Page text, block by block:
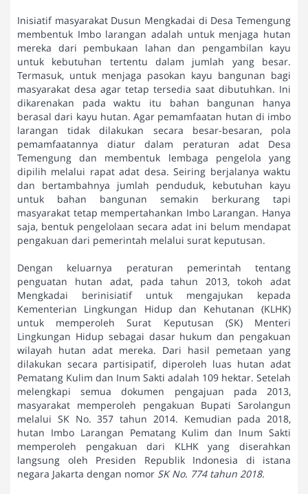
Inisiatif masyarakat Dusun Mengkadai di Desa Temengung
membentuk Imbo larangan adalah untuk menjaga hutan
mereka dari pembukaan lahan dan pengambilan kayu
untuk kebutuhan tertentu dalam jumlah yang besar.
Termasuk, untuk menjaga pasokan kayu bangunan bagi
masyarakat desa agar tetap tersedia saat dibutuhkan. Ini
dikarenakan pada waktu itu bahan bangunan hanya
berasal dari kayu hutan. Agar pemamfaatan hutan di imbo
larangan tidak dilakukan secara besar-besaran, pola
pemamfaatannya diatur dalam peraturan adat Desa
Temengung dan membentuk lembaga pengelola yang
dipilih melalui rapat adat desa. Seiring berjalanya waktu
dan bertambahnya jumlah penduduk, kebutuhan kayu
untuk bahan bangunan semakin berkurang tapi
masyarakat tetap mempertahankan Imbo Larangan. Hanya
saja, bentuk pengelolaan secara adat ini belum mendapat
pengakuan dari pemerintah melalui surat keputusan.
Dengan keluarnya peraturan pemerintah tentang
penguatan hutan adat, pada tahun 2013, tokoh adat
Mengkadai berinisiatif untuk mengajukan kepada
Kementerian Lingkungan Hidup dan Kehutanan (KLHK)
untuk memperoleh Surat Keputusan (SK) Menteri
Lingkungan Hidup sebagai dasar hukum dan pengakuan
wilayah hutan adat mereka. Dari hasil pemetaan yang
dilakukan secara partisipatif, diperoleh luas hutan adat
Pematang Kulim dan Inum Sakti adalah 109 hektar. Setelah
melengkapi semua dokumen pengajuan pada 2013,
masyarakat memperoleh pengakuan Bupati Sarolangun
melalui SK No. 357 tahun 2014. Kemudian pada 2018,
hutan Imbo Larangan Pematang Kulim dan Inum Sakti
memperoleh pengakuan dari KLHK yang diserahkan
langsung oleh Presiden Republik Indonesia di istana
negara Jakarta dengan nomor SK No. 774 tahun 2018.